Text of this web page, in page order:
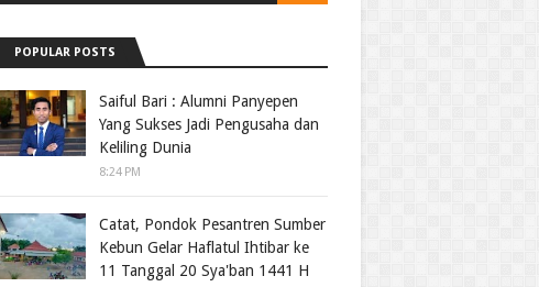
POPULAR POSTS
Saiful Bari : Alumni Panyepen
Yang Sukses Jadi Pengusaha dan
Keliling Dunia
8:24 PM
Catat, Pondok Pesantren Sumber
Kebun Gelar Haflatul Ihtibar ke
11 Tanggal 20 Sya'ban 1441 H